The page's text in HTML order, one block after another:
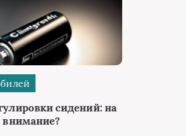
сидений: на
внимание?